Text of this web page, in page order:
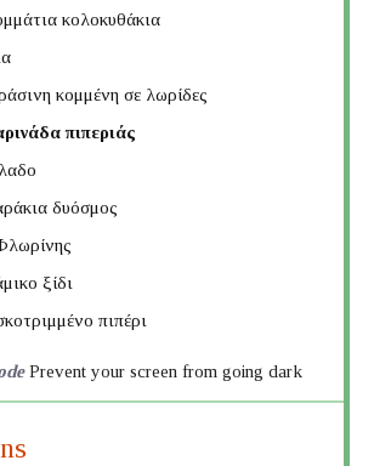
κολοκυθάκια
κομμένη σε λωρίδες
πιπεριάς
δυόσμος
ξίδι
πιπέρι
Prevent your screen from going dark